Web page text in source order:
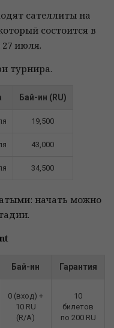
сателлиты на
состоится в
июля.
турнира.
Бай-ин (RU)
19,500
43,000
34,500
начать можно
Бай-ин Гарантия
0 (вход) +
10 RU
(R/A)
10
билетов
по 200 RU